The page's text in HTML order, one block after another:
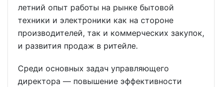
летний опыт работы на рынке бытовой
техники и электроники как на стороне
производителей, так и коммерческих закупок,
и развития продаж в ритейле.
Среди основных задач управляющего
директора — повышение эффективности